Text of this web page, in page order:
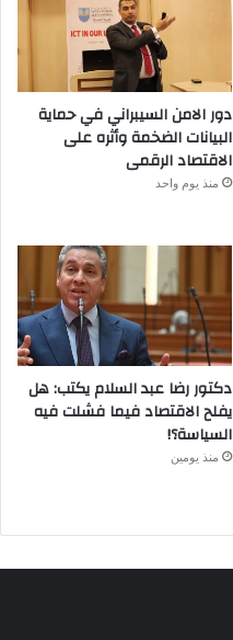
دور الامن السيبراني في حماية
البيانات الضخمة وأثره على
الاقتصاد الرقمى
منذ يوم واحد
دكتور رضا عبد السلام يكتب: هل
يفلح الاقتصاد فيما فشلت فيه
السياسة؟!
منذ يومين